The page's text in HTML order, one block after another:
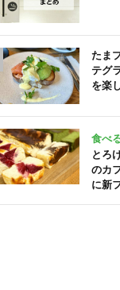
たま
テグ
を楽
食べ
とろ
のカ
に新